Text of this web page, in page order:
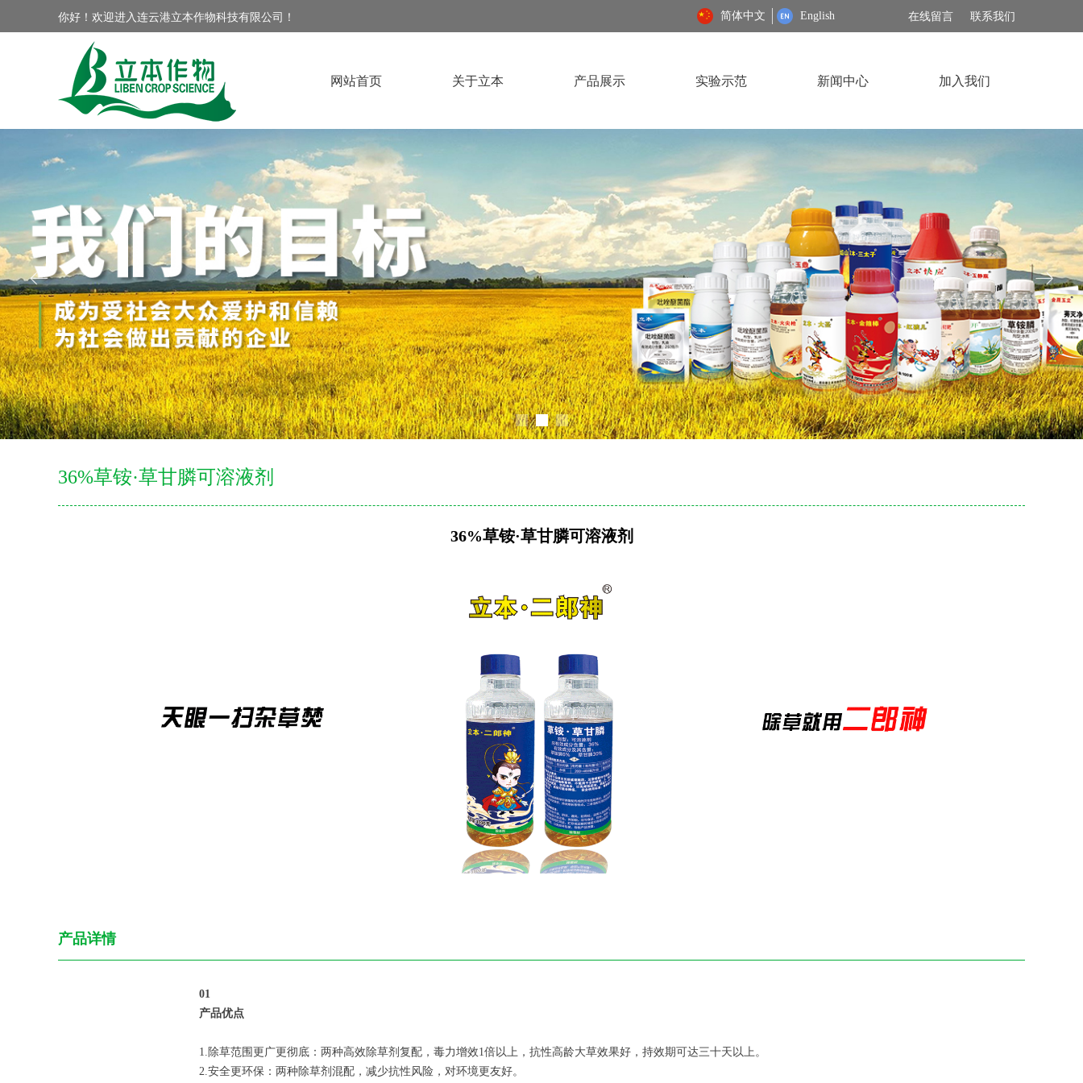
你好！欢迎进入连云港立本作物科技有限公司！ 简体中文 English 在线留言 联系我们
网站首页 关于立本 产品展示 实验示范 新闻中心 加入我们
ꂃ ꁹ
36%草铵·草甘膦可溶液剂
01
产品优点
1.除草范围更广更彻底：两种高效除草剂复配，毒力增效1倍以上，抗性高龄大草效果好，持效期可达三十天以上。
2.安全更环保：两种除草剂混配，减少抗性风险，对环境更友好。
36%草铵·草甘膦可溶液剂
产品详情